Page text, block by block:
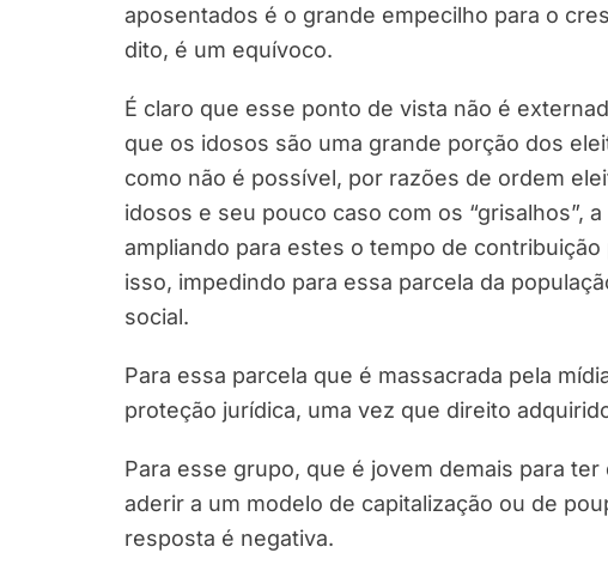
aposentados é o grande empecilho para o
dito, é um equívoco.
É claro que esse ponto de vista não é
que os idosos são uma grande porção dos
como não é possível, por razões de ordem
idosos e seu pouco caso com os “grisalhos”,
ampliando para estes o tempo de
isso, impedindo para essa parcela da
social.
Para essa parcela que é massacrada pela
proteção jurídica, uma vez que direito
Para esse grupo, que é jovem demais para
aderir a um modelo de capitalização ou de
resposta é negativa.